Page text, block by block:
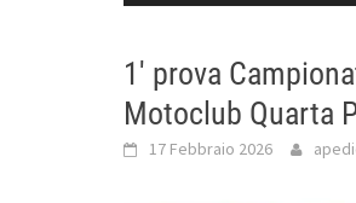
1′ prova
Motoclub Quarta
17 Febbraio 2026